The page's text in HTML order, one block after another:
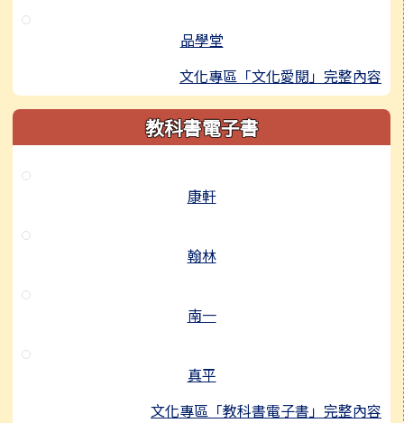
品學堂
文化專區「文化愛閱」完整內容
教科書電子書
康軒
翰林
南一
真平
文化專區「教科書電子書」完整內容